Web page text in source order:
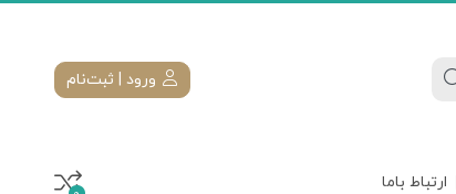
ورود | ثبت‌نام
ارتباط باما